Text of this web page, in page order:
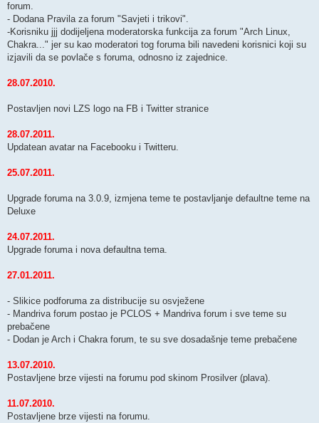
forum.
- Dodana Pravila za forum "Savjeti i trikovi".
-Korisniku jjj dodijeljena moderatorska funkcija za forum "Arch Linux,
Chakra..." jer su kao moderatori tog foruma bili navedeni korisnici koji su
izjavili da se povlače s foruma, odnosno iz zajednice.
28.07.2010.
Postavljen novi LZS logo na FB i Twitter stranice
28.07.2011.
Updatean avatar na Facebooku i Twitteru.
25.07.2011.
Upgrade foruma na 3.0.9, izmjena teme te postavljanje defaultne teme na
Deluxe
24.07.2011.
Upgrade foruma i nova defaultna tema.
27.01.2011.
- Slikice podforuma za distribucije su osvježene
- Mandriva forum postao je PCLOS + Mandriva forum i sve teme su
prebačene
- Dodan je Arch i Chakra forum, te su sve dosadašnje teme prebačene
13.07.2010.
Postavljene brze vijesti na forumu pod skinom Prosilver (plava).
11.07.2010.
Postavljene brze vijesti na forumu.